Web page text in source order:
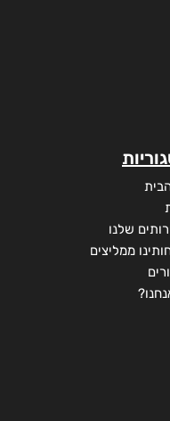
שלנו
ממליצים